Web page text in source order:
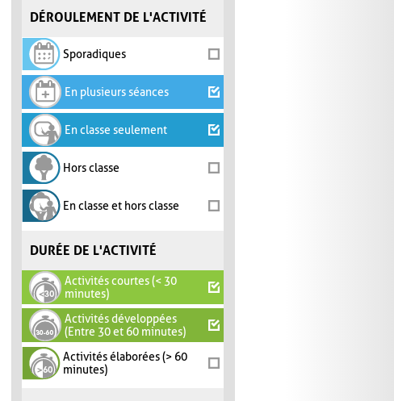
DÉROULEMENT DE L'ACTIVITÉ
Sporadiques
En plusieurs séances
En classe seulement
Hors classe
En classe et hors classe
DURÉE DE L'ACTIVITÉ
Activités courtes (< 30
minutes)
Activités développées
(Entre 30 et 60 minutes)
Activités élaborées (> 60
minutes)